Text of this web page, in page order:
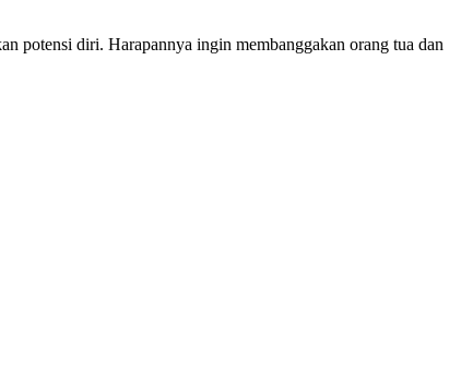
potensi diri. Harapannya ingin membanggakan orang tua dan